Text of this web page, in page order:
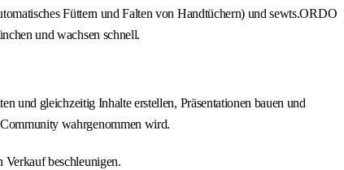
Füttern und Falten von Handtüchern) und sewts.ORDO
und wachsen schnell.
und gleichzeitig Inhalte erstellen, Präsentationen bauen und
wahrgenommen wird.
Verkauf beschleunigen.